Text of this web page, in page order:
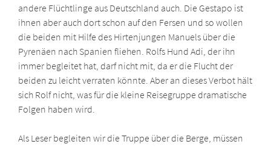
andere Flüchtlinge aus Deutschland auch. Die Gestapo ist
ihnen aber auch dort schon auf den Fersen und so wollen
die beiden mit Hilfe des Hirtenjungen Manuels über die
Pyrenäen nach Spanien fliehen. Rolfs Hund Adi, der ihn
immer begleitet hat, darf nicht mit, da er die Flucht der
beiden zu leicht verraten könnte. Aber an dieses Verbot hält
sich Rolf nicht, was für die kleine Reisegruppe dramatische
Folgen haben wird.
Als Leser begleiten wir die Truppe über die Berge, müssen